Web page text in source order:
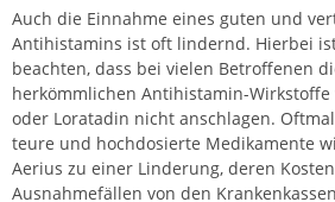
Auch die Einnahme eines guten und
Antihistamins ist oft lindernd. Hierbei
beachten, dass bei vielen Betroffenen
herkömmlichen Antihistamin-Wirkstoffe
oder Loratadin nicht anschlagen.
teure und hochdosierte Medikamente
Aerius zu einer Linderung, deren
Ausnahmefällen von den